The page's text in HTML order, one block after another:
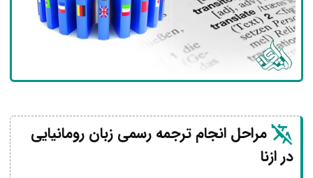
مراحل انجام ترجمه رسمی زبان رومانیایی
در ازنا